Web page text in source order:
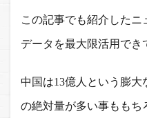
この記事でも紹介したニ
データを最大限活用でき
中国は13億人という膨大
の絶対量が多い事ももち